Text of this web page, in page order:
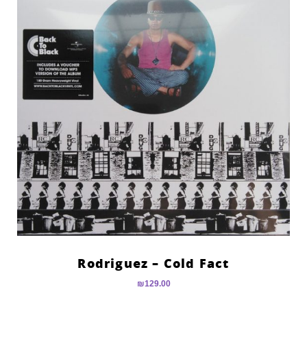
Rodriguez – Cold Fact
₪129.00